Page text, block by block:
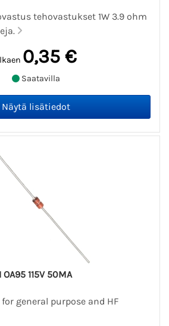
tehovastukset 1W 3.9 ohm
0,35 €
Saatavilla
115V 50MA
general purpose and HF